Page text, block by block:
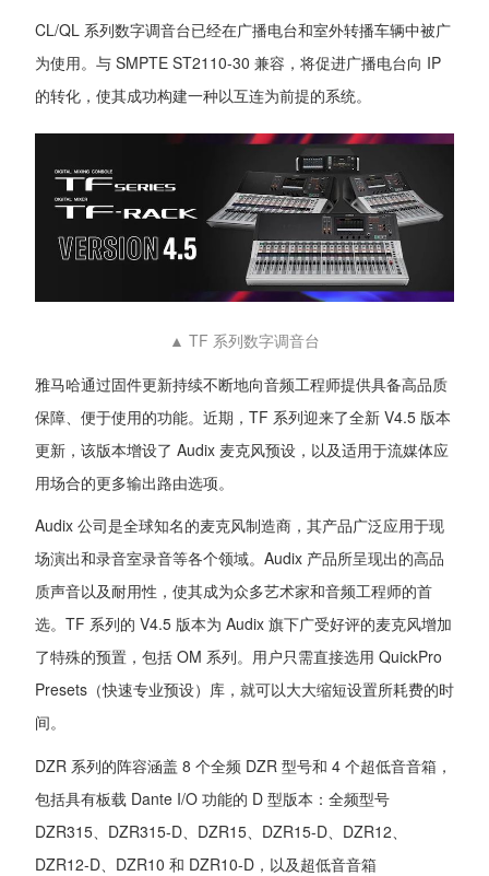
CL/QL 系列数字调音台已经在广播电台和室外转播车辆中被广
为使用。与 SMPTE ST2110-30 兼容，将促进广播电台向 IP
的转化，使其成功构建一种以互连为前提的系统。
▲ TF 系列数字调音台
雅马哈通过固件更新持续不断地向音频工程师提供具备高品质
保障、便于使用的功能。近期，TF 系列迎来了全新 V4.5 版本
更新，该版本增设了 Audix 麦克风预设，以及适用于流媒体应
用场合的更多输出路由选项。
Audix 公司是全球知名的麦克风制造商，其产品广泛应用于现
场演出和录音室录音等各个领域。Audix 产品所呈现出的高品
质声音以及耐用性，使其成为众多艺术家和音频工程师的首
选。TF 系列的 V4.5 版本为 Audix 旗下广受好评的麦克风增加
了特殊的预置，包括 OM 系列。用户只需直接选用 QuickPro
Presets（快速专业预设）库，就可以大大缩短设置所耗费的时
间。
DZR 系列的阵容涵盖 8 个全频 DZR 型号和 4 个超低音音箱，
包括具有板载 Dante I/O 功能的 D 型版本：全频型号
DZR315、DZR315-D、DZR15、DZR15-D、DZR12、
DZR12-D、DZR10 和 DZR10-D，以及超低音音箱